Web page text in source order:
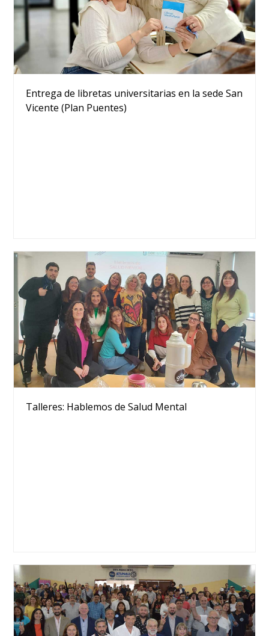
Entrega de libretas universitarias en la sede San
Vicente (Plan Puentes)
Talleres: Hablemos de Salud Mental